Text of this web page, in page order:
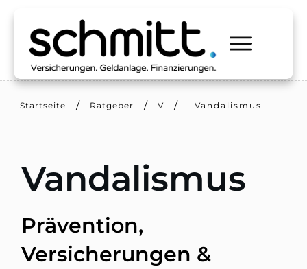
Startseite / Ratgeber / V / Vandalismus
Vandalismus
Prävention,
Versicherungen &